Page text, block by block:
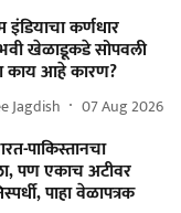
कर्णधार
खेळाडूकडे सोपवली
काय आहे कारण?
Jagdish 07 Aug 2026
पाकिस्तानचा
पण एकाच अटीवर
पाहा वेळापत्रक